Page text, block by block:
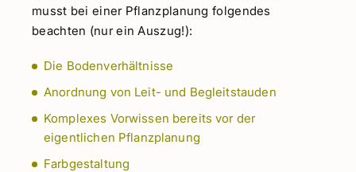
musst bei einer Pflanzplanung folgendes
beachten (nur ein Auszug!):
Die Bodenverhältnisse
Anordnung von Leit- und Begleitstauden
Komplexes Vorwissen bereits vor der
eigentlichen Pflanzplanung
Farbgestaltung